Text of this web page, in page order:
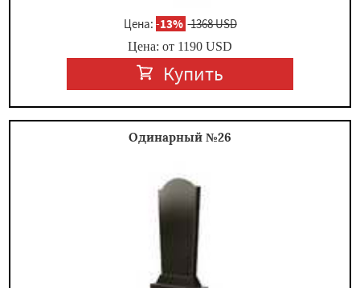
Цена: -13% 1368 USD
Цена: от 1190 USD
Купить
Одинарный №26